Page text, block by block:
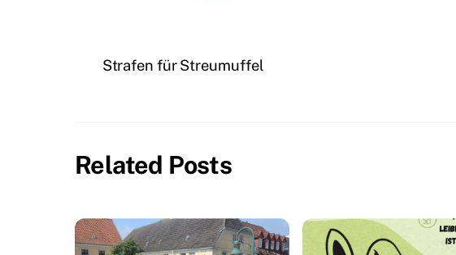
Strafen für Streumuffel
Related Posts